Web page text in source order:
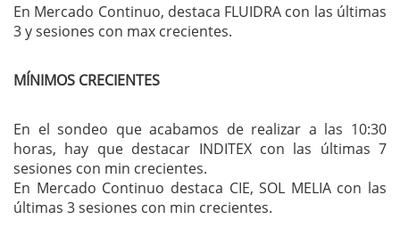
En Mercado Continuo, destaca FLUIDRA con las últimas
3 y sesiones con max crecientes.
MÍNIMOS CRECIENTES
En el sondeo que acabamos de realizar a las 10:30
horas, hay que destacar INDITEX con las últimas 7
sesiones con min crecientes.
En Mercado Continuo destaca CIE, SOL MELIA con las
últimas 3 sesiones con min crecientes.